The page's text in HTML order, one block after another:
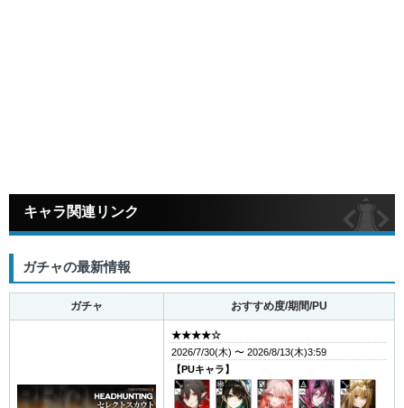
キャラ関連リンク
ガチャの最新情報
ガチャ おすすめ度/期間/PU
★★★★☆
2026/7/30(木) 〜 2026/8/13(木)3:59
【PUキャラ】